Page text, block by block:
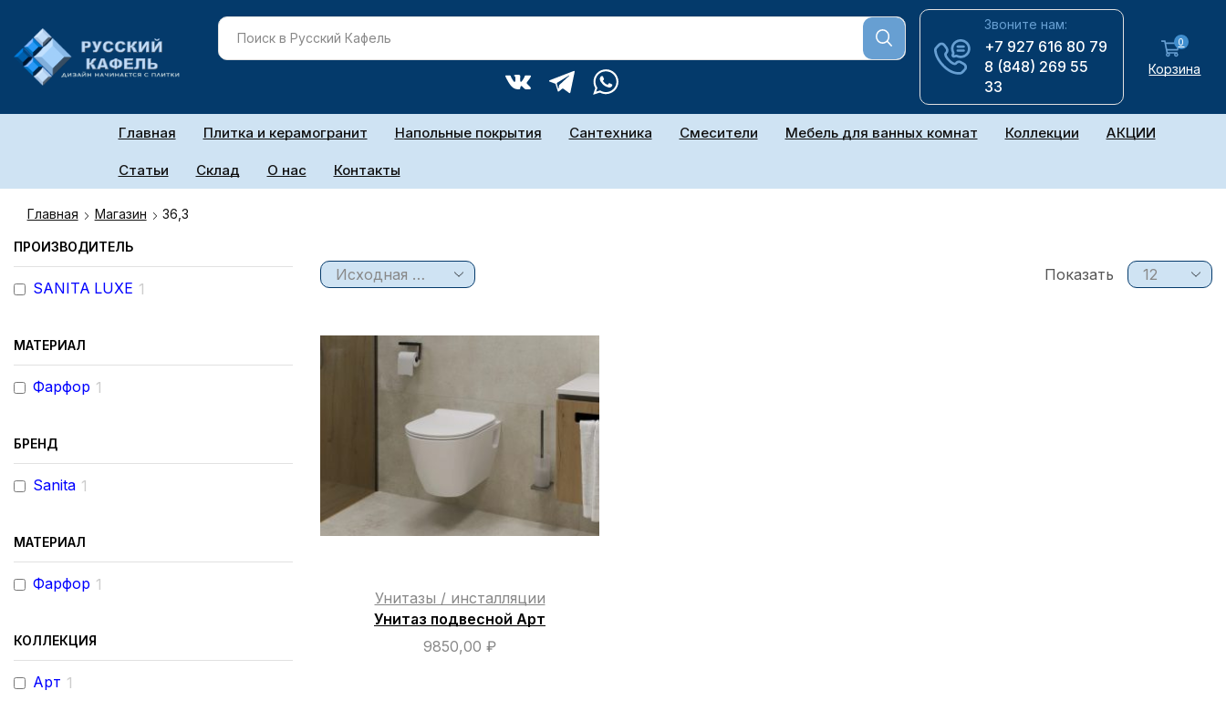
Звоните нам:
+7 927 616 80 79
8 (848) 269 55
33
0
Корзина
Главная Плитка и керамогранит Напольные покрытия Сантехника Смесители Мебель для ванных комнат Коллекции АКЦИИ
Статьи Склад О нас Контакты
Главная Магазин 36,3
Показать
Унитазы / инсталляции
Унитаз подвесной Арт
9850,00 ₽
ПРОИЗВОДИТЕЛЬ
SANITA LUXE 1
МАТЕРИАЛ
Фарфор 1
БРЕНД
Sanita 1
МАТЕРИАЛ
Фарфор 1
КОЛЛЕКЦИЯ
Арт 1